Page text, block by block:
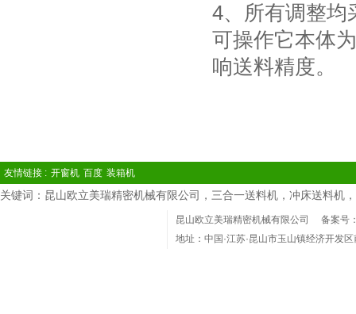
4、所有调整均
可操作它本体
响送料精度。
友情链接 : 开窗机 百度 装箱机
关键词：昆山欧立美瑞精密机械有限公司，三合一送料机，冲床送料机
昆山欧立美瑞精密机械有限公司 备案号
地址：中国·江苏·昆山市玉山镇经济开发